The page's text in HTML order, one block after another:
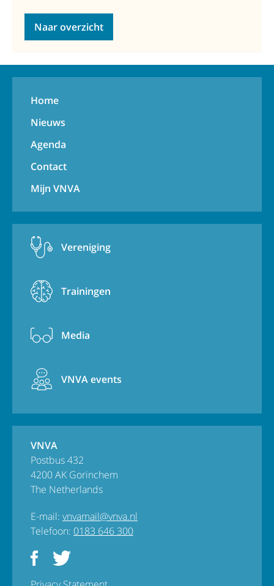
Naar overzicht
Home
Nieuws
Agenda
Contact
Mijn VNVA
Vereniging
Trainingen
Media
VNVA events
VNVA
Postbus 432
4200 AK Gorinchem
The Netherlands
E-mail: vnvamail@vnva.nl
Telefoon: 0183 646 300